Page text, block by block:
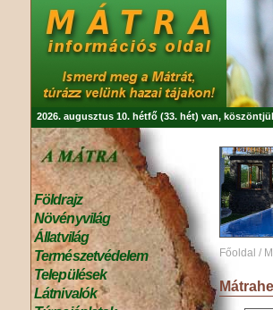
2026. augusztus 10. hétfő (33. hét) van,
Földrajz
Növényvilág
Állatvilág
Természetvédelem
Települések
Látnivalók
Főoldal /